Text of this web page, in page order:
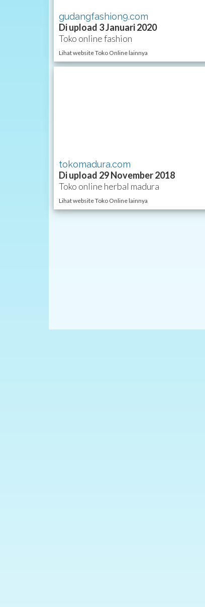
gudangfashion9.com
Di upload 3 Januari 2020
Toko online fashion
Lihat website Toko Online lainnya
tokomadura.com
Di upload 29 November 2018
Toko online herbal madura
Lihat website Toko Online lainnya